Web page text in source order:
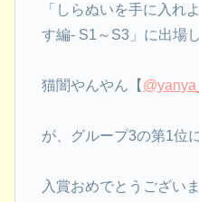
「しらぬいを手に入れ
す編- S1～S3」に出場し
猫闇やんやん【
が、グループ3の第1位
入賞おめでとうございま